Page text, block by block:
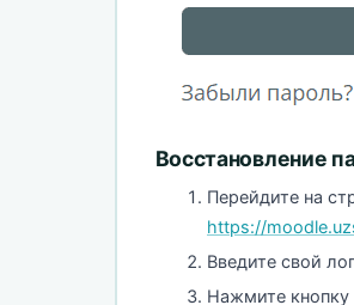
Восстановление
Перейдите на
https://
Введите свой
Нажмите